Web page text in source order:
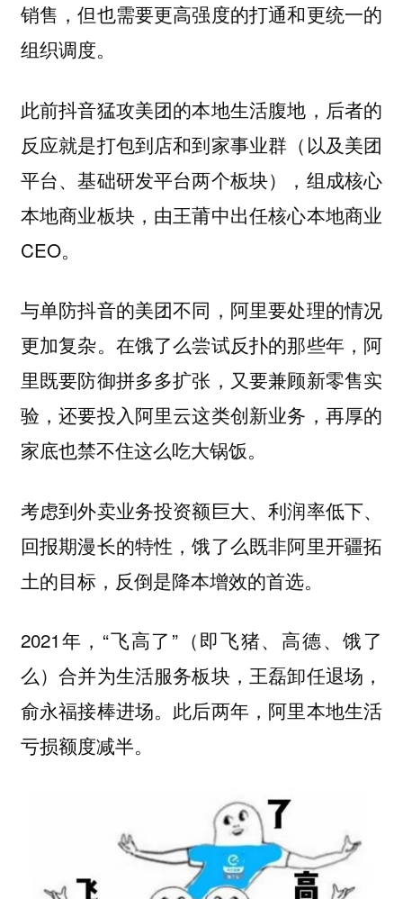
销售，但也需要更高强度的打通和更统一的
组织调度。
此前抖音猛攻美团的本地生活腹地，后者的
反应就是打包到店和到家事业群（以及美团
平台、基础研发平台两个板块），组成核心
本地商业板块，由王莆中出任核心本地商业
CEO。
与单防抖音的美团不同，阿里要处理的情况
更加复杂。在饿了么尝试反扑的那些年，阿
里既要防御拼多多扩张，又要兼顾新零售实
验，还要投入阿里云这类创新业务，再厚的
家底也禁不住这么吃大锅饭。
考虑到外卖业务投资额巨大、利润率低下、
回报期漫长的特性，饿了么既非阿里开疆拓
土的目标，反倒是降本增效的首选。
2021年，“飞高了”（即飞猪、高德、饿了
么）合并为生活服务板块，王磊卸任退场，
俞永福接棒进场。此后两年，阿里本地生活
亏损额度减半。